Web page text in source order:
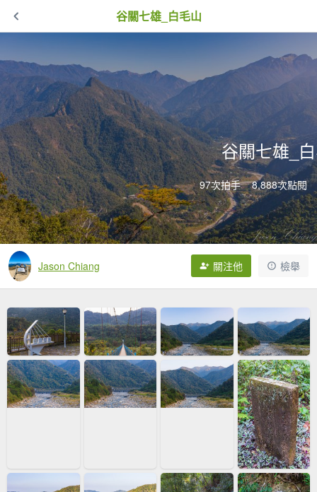
谷關七雄_白毛山
谷關七雄_
97次拍手 8,888次點閱
Jason Chiang 關注他 檢舉